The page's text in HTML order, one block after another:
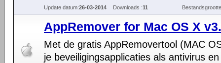
Update datum:26-03-2014 Downloads :11
AppRemover for Mac OS X
Met de gratis AppRemovertool (MAC
je beveiligingsapplicaties als antivirus en